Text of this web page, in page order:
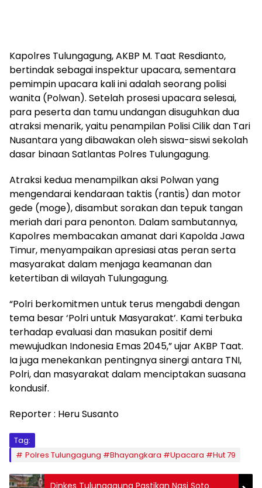
Kapolres Tulungagung, AKBP M. Taat Resdianto,
bertindak sebagai inspektur upacara, sementara
pemimpin upacara kali ini adalah seorang polisi
wanita (Polwan). Setelah prosesi upacara selesai,
para peserta dan tamu undangan disuguhkan dua
atraksi menarik, yaitu penampilan Polisi Cilik dan Tari
Nusantara yang dibawakan oleh siswa-siswi sekolah
dasar binaan Satlantas Polres Tulungagung.
Atraksi kedua menampilkan aksi Polwan yang
mengendarai kendaraan taktis (rantis) dan motor
gede (moge), disambut sorakan dan tepuk tangan
meriah dari para penonton. Dalam sambutannya,
Kapolres membacakan amanat dari Kapolda Jawa
Timur, menyampaikan apresiasi atas peran serta
masyarakat dalam menjaga keamanan dan
ketertiban di wilayah Tulungagung.
“Polri berkomitmen untuk terus mengabdi dengan
tema besar ‘Polri untuk Masyarakat’. Kami terbuka
terhadap evaluasi dan masukan positif demi
mewujudkan Indonesia Emas 2045,” ujar AKBP Taat.
Ia juga menekankan pentingnya sinergi antara TNI,
Polri, dan masyarakat dalam menciptakan suasana
kondusif.
Reporter : Heru Susanto
Tag:
Polres Tulungagung #Bhayangkara #Upacara #Hut 79